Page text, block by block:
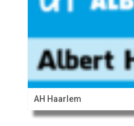
AH Haarlem